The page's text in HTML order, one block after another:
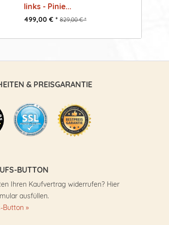
links - Pinie...
499,00 € * 829,00 € *
& PREISGARANTIE
BUTTON
Ihren Kaufvertrag widerrufen? Hier
ausfüllen.
Button »